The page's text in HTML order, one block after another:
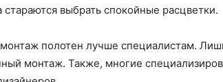
стараются выбрать спокойные расцветки.
полотен лучше специалистам.
монтаж. Также, многие